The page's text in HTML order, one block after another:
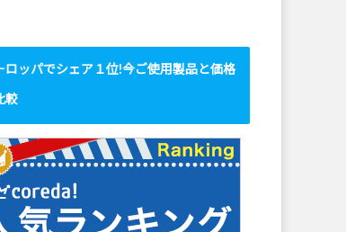
ロッパでシェア１位!今ご使用製品と価格
較